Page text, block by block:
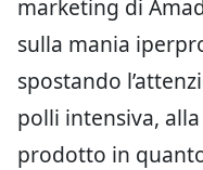
marketing di
sulla mania
spostando
polli intensiva,
prodotto in